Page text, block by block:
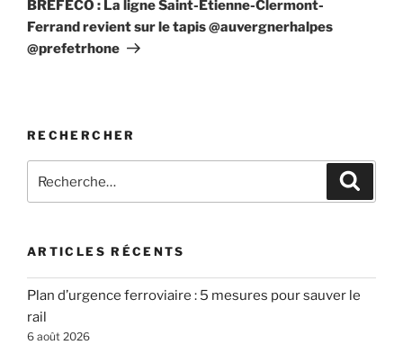
BREFECO : La ligne Saint-Etienne-Clermont-
Ferrand revient sur le tapis @auvergnerhalpes
@prefetrhone
RECHERCHER
pour
ARTICLES RÉCENTS
Plan d’urgence ferroviaire : 5 mesures pour sauver le
rail
6 août 2026